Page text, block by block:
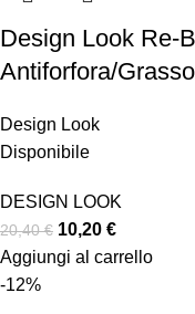
Design Look Re-
Antiforfora/
Design Look
Disponibile
DESIGN LOOK
20,40€ 10,20 €
Aggiungi al carrello
-12%